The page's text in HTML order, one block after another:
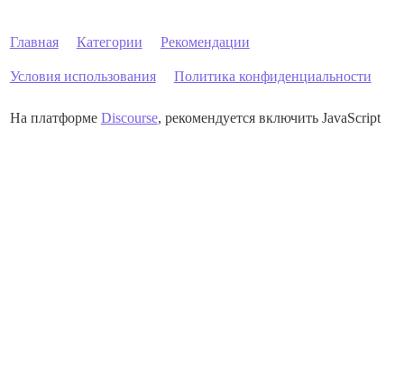
Главная Категории Рекомендации
Условия использования Политика конфиденциальности
На платформе Discourse, рекомендуется включить JavaScript